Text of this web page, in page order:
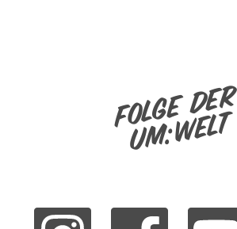
Folge der
um:welt